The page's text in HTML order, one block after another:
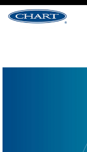
munkák